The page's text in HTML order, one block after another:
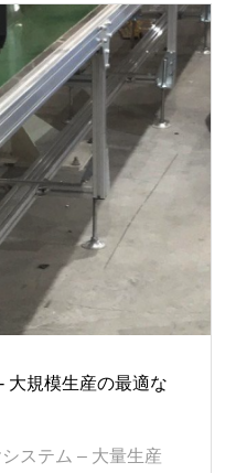
大規模生産の最適な
ステム – 大量生産